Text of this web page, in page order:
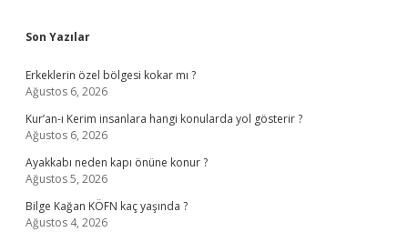
Sidebar
Son Yazılar
Erkeklerin özel bölgesi kokar mı ?
Ağustos 6, 2026
Kur’an-ı Kerim insanlara hangi konularda yol gösterir ?
Ağustos 6, 2026
Ayakkabı neden kapı önüne konur ?
Ağustos 5, 2026
Bilge Kağan KÖFN kaç yaşında ?
Ağustos 4, 2026